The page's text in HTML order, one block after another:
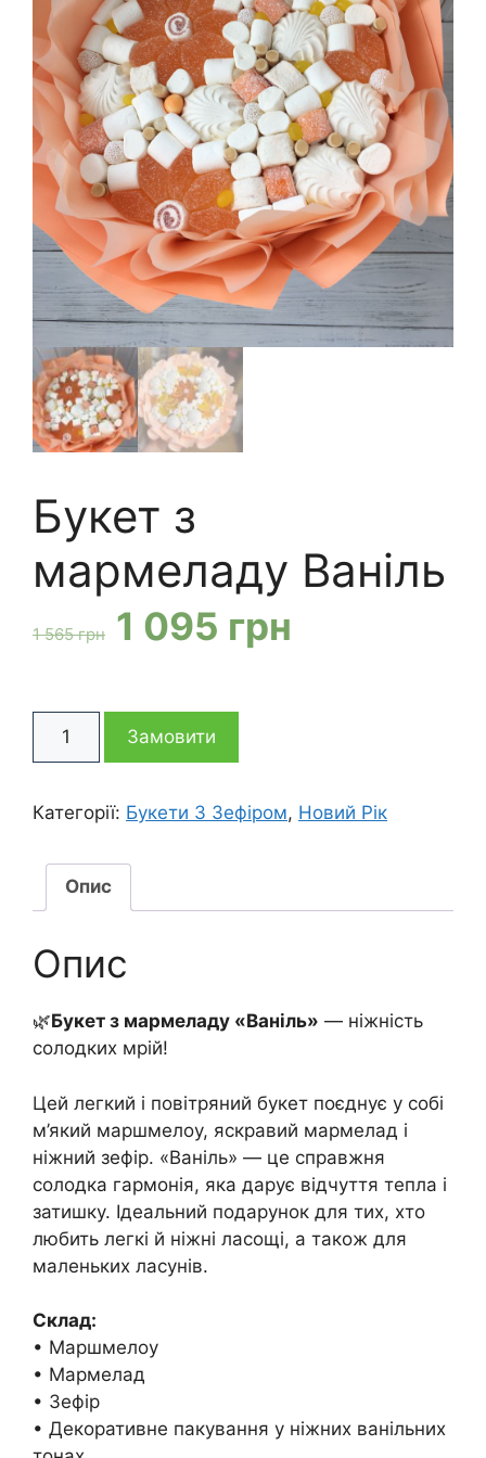
Букет з
мармеладу Ваніль
1 565грн Оригінальна
1
565 грн
1 095 грн
095 грн
Ваніль
Замовити
Категорії: Букети З Зефіром, Новий Рік
Опис
Опис
🌿Букет з мармеладу «Ваніль» — ніжність
солодких мрій!
Цей легкий і повітряний букет поєднує у собі
м’який маршмелоу, яскравий мармелад і
ніжний зефір. «Ваніль» — це справжня
солодка гармонія, яка дарує відчуття тепла і
затишку. Ідеальний подарунок для тих, хто
любить легкі й ніжні ласощі, а також для
маленьких ласунів.
Склад:
• Маршмелоу
• Мармелад
• Зефір
• Декоративне пакування у ніжних ванільних